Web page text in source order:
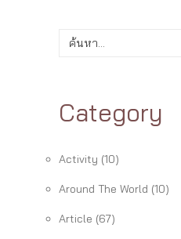
Category
Activity (10)
Around The World (10)
Article (67)